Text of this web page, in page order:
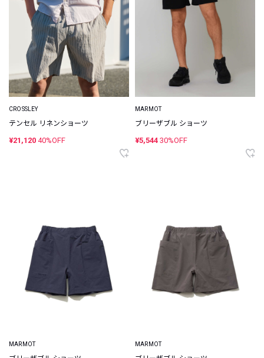
CROSSLEY
テンセル リネンショーツ
¥21,120 40%OFF
MARMOT
ブリーザブル ショーツ
¥5,544 30%OFF
MARMOT MARMOT